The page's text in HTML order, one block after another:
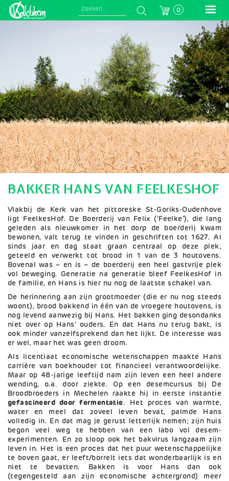
Skip
0
BAKKER HANS VAN FEELKESHOF
Vlakbij de Kerk van het pittoreske St-Goriks-Oudenhove
ligt FeelkesHof. De Boerderij van Felix (‘Feelke’), die lang
geleden als nieuwkomer in het dorp de boerderij kwam
bewonen, valt terug te vinden in geschriften tot 1627. Al
sinds jaar en dag staat graan centraal op deze plek,
geteeld en verwerkt tot brood in 1 van de 3 houtovens.
Bovenal was – en is – de boerderij een heel gastvrije plek
vol beweging. Generatie na generatie bleef FeelkesHof in
de familie, en Hans is hier nu nog de laatste schakel van.
De herinnering aan zijn grootmoeder (die er nu nog steeds
woont), brood bakkend in één van de vroegere houtovens, is
nog levend aanwezig bij Hans. Het bakken ging desondanks
niet over op Hans’ ouders. En dat Hans nu terug bakt, is
ook minder vanzelfsprekend dan het lijkt. De interesse was
er wel, maar het was geen droom.
Als licentiaat economische wetenschappen maakte Hans
carrière van boekhouder tot financieel verantwoordelijke.
Maar op 48-jarige leeftijd nam zijn leven een heel andere
wending, o.a. door ziekte. Op een desemcursus bij De
Broodbroeders in Mechelen raakte hij in eerste instantie
gefascineerd door fermentatie. Het proces van warmte,
water en meel dat zoveel leven bevat, palmde Hans
volledig in. En dat mag je gerust letterlijk nemen; zijn huis
begon veel weg te hebben van een labo vol desem-
experimenten. En zo sloop ook het bakvirus langzaam zijn
leven in. Het is een proces dat het puur wetenschappelijke
te boven gaat, er leeft/borrelt iets dat wonderbaarlijk is en
niet te bevatten. Bakken is voor Hans dan ook
(tegengesteld aan zijn economische achtergrond) meer